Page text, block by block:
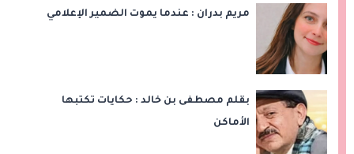
مريم بدران : عندما يموت الضمير الإعلامي
بقلم مصطفى بن خالد : حكايات تكتبها
الأماكن